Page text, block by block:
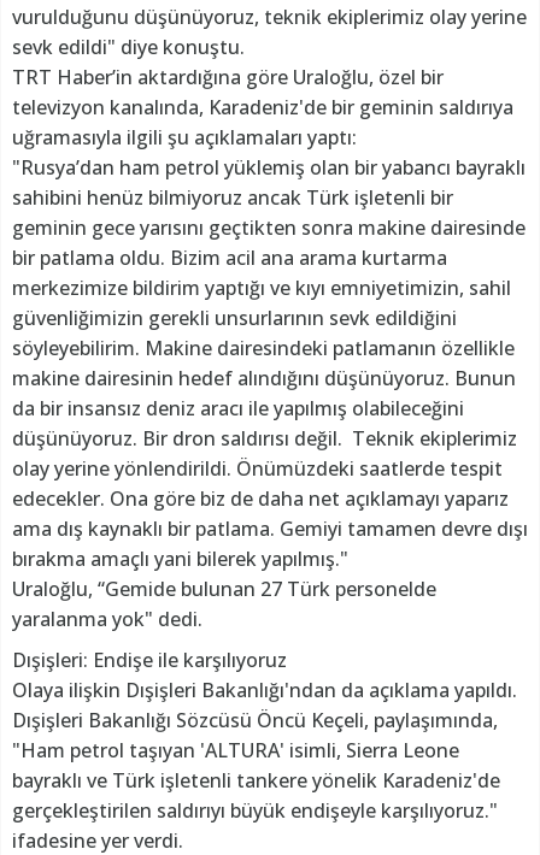
vurulduğunu düşünüyoruz, teknik ekiplerimiz olay yerine
sevk edildi" diye konuştu.
TRT Haber’in aktardığına göre Uraloğlu, özel bir
televizyon kanalında, Karadeniz'de bir geminin saldırıya
uğramasıyla ilgili şu açıklamaları yaptı:
"Rusya’dan ham petrol yüklemiş olan bir yabancı bayraklı
sahibini henüz bilmiyoruz ancak Türk işletenli bir
geminin gece yarısını geçtikten sonra makine dairesinde
bir patlama oldu. Bizim acil ana arama kurtarma
merkezimize bildirim yaptığı ve kıyı emniyetimizin, sahil
güvenliğimizin gerekli unsurlarının sevk edildiğini
söyleyebilirim. Makine dairesindeki patlamanın özellikle
makine dairesinin hedef alındığını düşünüyoruz. Bunun
da bir insansız deniz aracı ile yapılmış olabileceğini
düşünüyoruz. Bir dron saldırısı değil. Teknik ekiplerimiz
olay yerine yönlendirildi. Önümüzdeki saatlerde tespit
edecekler. Ona göre biz de daha net açıklamayı yaparız
ama dış kaynaklı bir patlama. Gemiyi tamamen devre dışı
bırakma amaçlı yani bilerek yapılmış."
Uraloğlu, “Gemide bulunan 27 Türk personelde
yaralanma yok" dedi.
Dışişleri: Endişe ile karşılıyoruz
Olaya ilişkin Dışişleri Bakanlığı'ndan da açıklama yapıldı.
Dışişleri Bakanlığı Sözcüsü Öncü Keçeli, paylaşımında,
"Ham petrol taşıyan 'ALTURA' isimli, Sierra Leone
bayraklı ve Türk işletenli tankere yönelik Karadeniz'de
gerçekleştirilen saldırıyı büyük endişeyle karşılıyoruz."
ifadesine yer verdi.